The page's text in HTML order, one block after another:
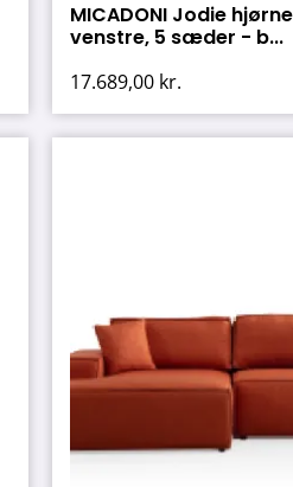
MICADONI Jodie
venstre, 5 sæder - b...
17.689,00 kr.